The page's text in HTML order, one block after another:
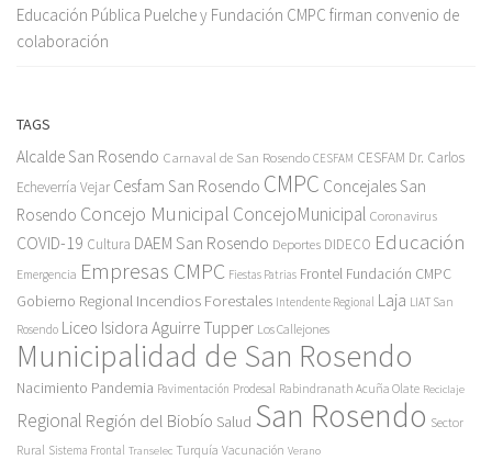
Educación Pública Puelche y Fundación CMPC firman convenio de
colaboración
TAGS
Alcalde San Rosendo Carnaval de San Rosendo CESFAM CESFAM Dr. Carlos
Echeverría Vejar Cesfam San Rosendo CMPC Concejales San
Rosendo Concejo Municipal ConcejoMunicipal Coronavirus
COVID-19 Cultura DAEM San Rosendo Deportes DIDECO Educación
Emergencia Empresas CMPC Fiestas Patrias Frontel Fundación CMPC
Gobierno Regional Incendios Forestales Intendente Regional Laja LIAT San
Rosendo Liceo Isidora Aguirre Tupper Los Callejones
Municipalidad de San Rosendo
Nacimiento Pandemia Pavimentación Prodesal Rabindranath Acuña Olate Reciclaje
Regional Región del Biobío Salud San Rosendo Sector
Rural Sistema Frontal Transelec Turquía Vacunación Verano